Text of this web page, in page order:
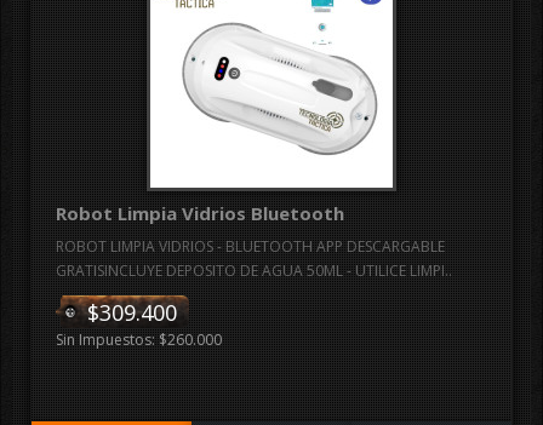
Robot Limpia Vidrios Bluetooth
ROBOT LIMPIA VIDRIOS - BLUETOOTH APP DESCARGABLE
GRATISINCLUYE DEPOSITO DE AGUA 50ML - UTILICE LIMPI..
$309.400
Sin Impuestos: $260.000